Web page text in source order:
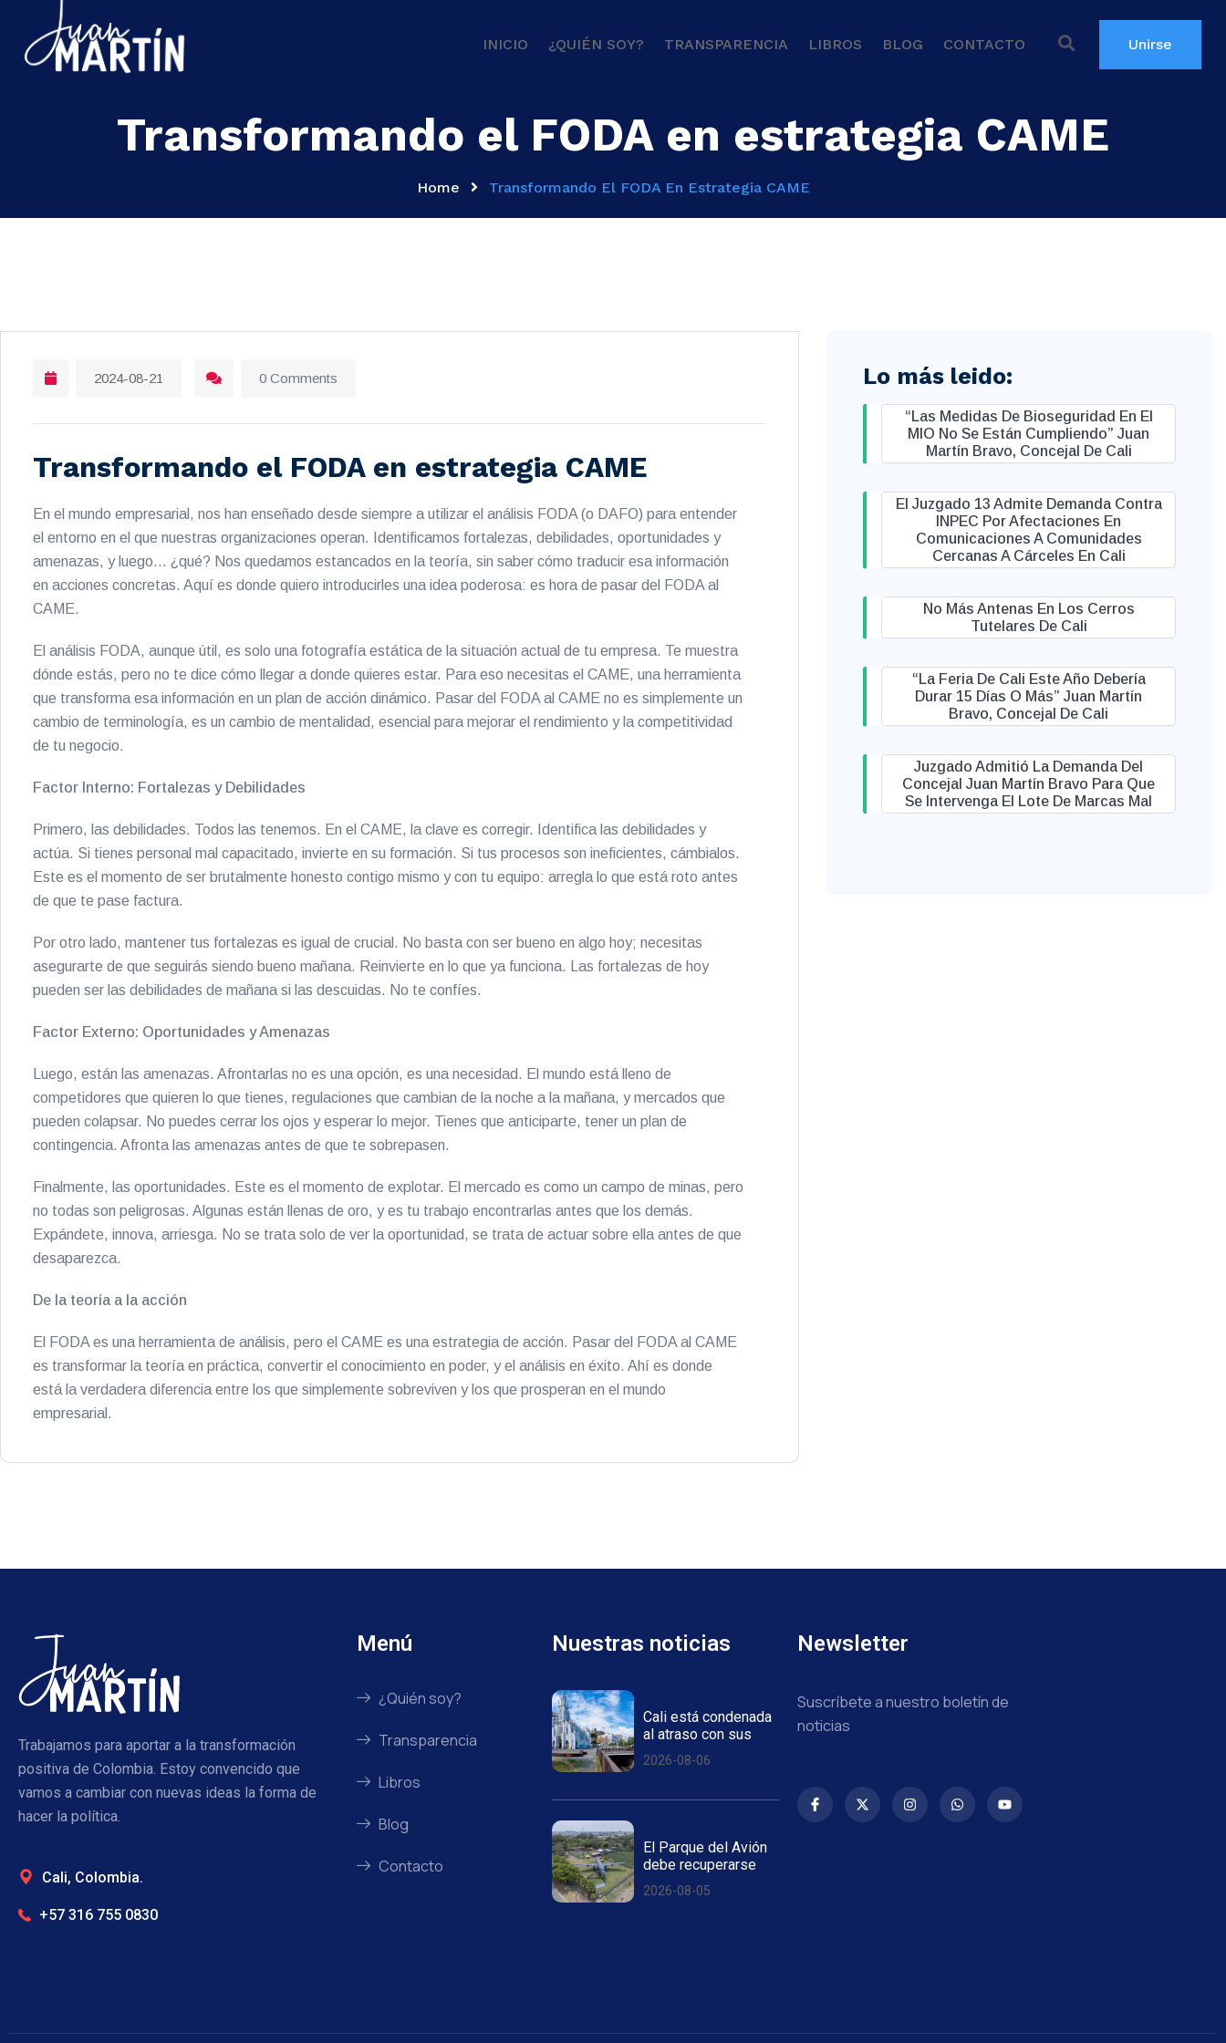
INICIO ¿QUIÉN SOY? TRANSPARENCIA LIBROS BLOG CONTACTO Unirse
Transformando el FODA en estrategia CAME
Home Transformando El FODA En Estrategia CAME
2024-08-21 0 Comments
Transformando el FODA en estrategia CAME
En el mundo empresarial, nos han enseñado desde siempre a utilizar el análisis FODA (o DAFO) para entender
el entorno en el que nuestras organizaciones operan. Identificamos fortalezas, debilidades, oportunidades y
amenazas, y luego… ¿qué? Nos quedamos estancados en la teoría, sin saber cómo traducir esa información
en acciones concretas. Aquí es donde quiero introducirles una idea poderosa: es hora de pasar del FODA al
CAME.
El análisis FODA, aunque útil, es solo una fotografía estática de la situación actual de tu empresa. Te muestra
dónde estás, pero no te dice cómo llegar a donde quieres estar. Para eso necesitas el CAME, una herramienta
que transforma esa información en un plan de acción dinámico. Pasar del FODA al CAME no es simplemente un
cambio de terminología, es un cambio de mentalidad, esencial para mejorar el rendimiento y la competitividad
de tu negocio.
Factor Interno: Fortalezas y Debilidades
Primero, las debilidades. Todos las tenemos. En el CAME, la clave es corregir. Identifica las debilidades y
actúa. Si tienes personal mal capacitado, invierte en su formación. Si tus procesos son ineficientes, cámbialos.
Este es el momento de ser brutalmente honesto contigo mismo y con tu equipo: arregla lo que está roto antes
de que te pase factura.
Por otro lado, mantener tus fortalezas es igual de crucial. No basta con ser bueno en algo hoy; necesitas
asegurarte de que seguirás siendo bueno mañana. Reinvierte en lo que ya funciona. Las fortalezas de hoy
pueden ser las debilidades de mañana si las descuidas. No te confíes.
Factor Externo: Oportunidades y Amenazas
Luego, están las amenazas. Afrontarlas no es una opción, es una necesidad. El mundo está lleno de
competidores que quieren lo que tienes, regulaciones que cambian de la noche a la mañana, y mercados que
pueden colapsar. No puedes cerrar los ojos y esperar lo mejor. Tienes que anticiparte, tener un plan de
contingencia. Afronta las amenazas antes de que te sobrepasen.
Finalmente, las oportunidades. Este es el momento de explotar. El mercado es como un campo de minas, pero
no todas son peligrosas. Algunas están llenas de oro, y es tu trabajo encontrarlas antes que los demás.
Expándete, innova, arriesga. No se trata solo de ver la oportunidad, se trata de actuar sobre ella antes de que
desaparezca.
De la teoría a la acción
El FODA es una herramienta de análisis, pero el CAME es una estrategia de acción. Pasar del FODA al CAME
es transformar la teoría en práctica, convertir el conocimiento en poder, y el análisis en éxito. Ahí es donde
está la verdadera diferencia entre los que simplemente sobreviven y los que prosperan en el mundo
empresarial.
Lo más leido:
“Las Medidas De Bioseguridad En El
MIO No Se Están Cumpliendo” Juan
Martín Bravo, Concejal De Cali
El Juzgado 13 Admite Demanda Contra
INPEC Por Afectaciones En
Comunicaciones A Comunidades
Cercanas A Cárceles En Cali
No Más Antenas En Los Cerros
Tutelares De Cali
“La Feria De Cali Este Año Debería
Durar 15 Días O Más” Juan Martín
Bravo, Concejal De Cali
Juzgado Admitió La Demanda Del
Concejal Juan Martín Bravo Para Que
Se Intervenga El Lote De Marcas Mal
Trabajamos para aportar a la transformación
positiva de Colombia. Estoy convencido que
vamos a cambiar con nuevas ideas la forma de
hacer la política.
Cali, Colombia.
+57 316 755 0830
Menú
¿Quién soy?
Transparencia
Libros
Blog
Contacto
Nuestras noticias
Cali está condenada
al atraso con sus
2026-08-06
El Parque del Avión
debe recuperarse
2026-08-05
Newsletter
Suscríbete a nuestro boletín de
noticias